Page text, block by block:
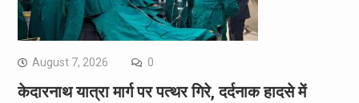
August 7, 2026 0
केदारनाथ यात्रा मार्ग पर पत्थर गिरे, दर्दनाक हादसे में